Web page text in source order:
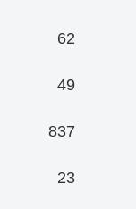
62
49
837
23